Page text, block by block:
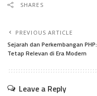
SHARES
PREVIOUS ARTICLE
Sejarah dan Perkembangan PHP:
Tetap Relevan di Era Modern
Leave a Reply